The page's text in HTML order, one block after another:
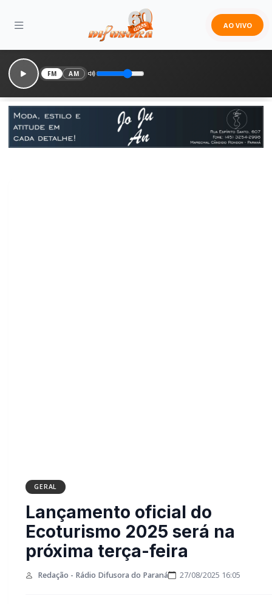
AO VIVO
FM AM
GERAL
Lançamento oficial do
Ecoturismo 2025 será na
próxima terça-feira
Redação - Rádio Difusora do Paraná 27/08/2025 16:05